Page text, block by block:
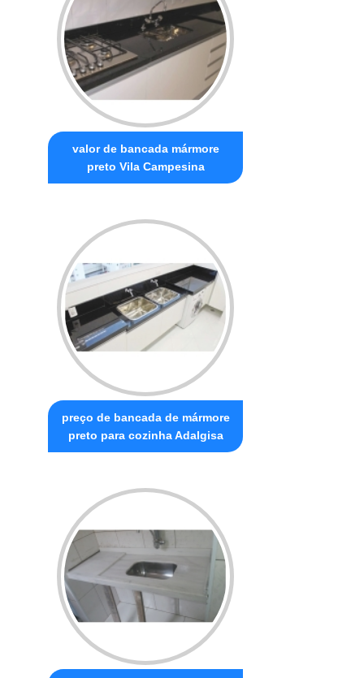
valor de bancada mármore
preto Vila Campesina
preço de bancada de mármore
preto para cozinha Adalgisa